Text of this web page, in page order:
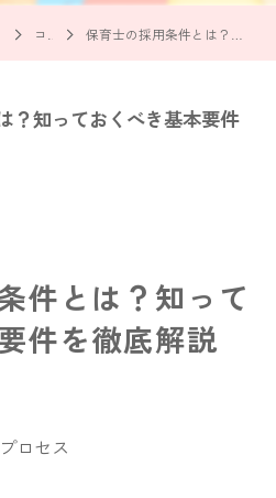
コラム 保育士の採用条件とは？知っておくべき基本要件を徹底解説
？知っておくべき基本要件
件とは？知って
件を徹底解説
ロセス